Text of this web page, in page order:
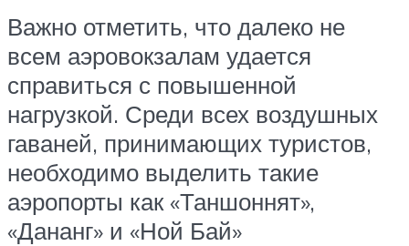
Важно отметить, что далеко не
всем аэровокзалам удается
справиться с повышенной
нагрузкой. Среди всех воздушных
гаваней, принимающих туристов,
необходимо выделить такие
аэропорты как «Таншоннят»,
«Дананг» и «Ной Бай»